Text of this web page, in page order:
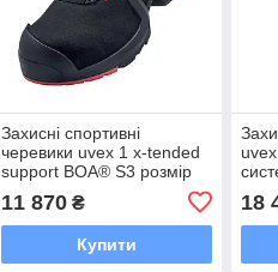
Захисні спортивні
черевики uvex 1 x-tended
support BOA® S3 розмір
11 870₴
Купити
18